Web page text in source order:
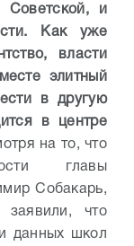
Советской, и
Как уже
власти
элитный
в другую
в центре
на то, что
главы
Собакарь,
что
данных школ